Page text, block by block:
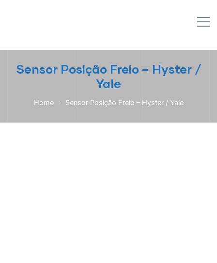
Sensor Posição Freio – Hyster /
Yale
Home Sensor Posição Freio – Hyster / Yale